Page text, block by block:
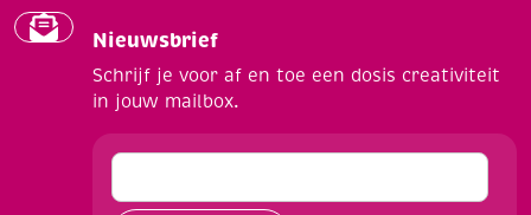
Nieuwsbrief
Schrijf je voor af en toe een dosis creativiteit
in jouw mailbox.